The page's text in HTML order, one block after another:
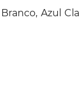
Azul